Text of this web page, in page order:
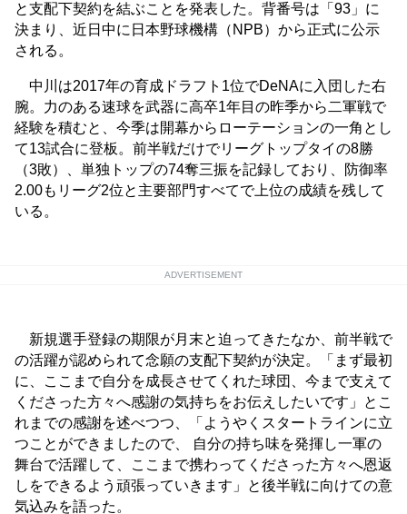
と支配下契約を結ぶことを発表した。背番号は「93」に
決まり、近日中に日本野球機構（NPB）から正式に公示
される。
中川は2017年の育成ドラフト1位でDeNAに入団した右
腕。力のある速球を武器に高卒1年目の昨季から二軍戦で
経験を積むと、今季は開幕からローテーションの一角とし
て13試合に登板。前半戦だけでリーグトップタイの8勝
（3敗）、単独トップの74奪三振を記録しており、防御率
2.00もリーグ2位と主要部門すべてで上位の成績を残して
いる。
ADVERTISEMENT
新規選手登録の期限が月末と迫ってきたなか、前半戦で
の活躍が認められて念願の支配下契約が決定。「まず最初
に、ここまで自分を成長させてくれた球団、今まで支えて
くださった方々へ感謝の気持ちをお伝えしたいです」とこ
れまでの感謝を述べつつ、「ようやくスタートラインに立
つことができましたので、 自分の持ち味を発揮し一軍の
舞台で活躍して、ここまで携わってくださった方々へ恩返
しをできるよう頑張っていきます」と後半戦に向けての意
気込みを語った。